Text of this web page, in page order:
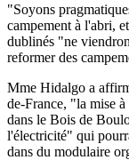
"Soyons
campement à l'abri,
dublinés "ne
reformer des
Mme Hidalgo a
de-France, "la mise
dans le Bois de
l'électricité" qui
dans du modulaire